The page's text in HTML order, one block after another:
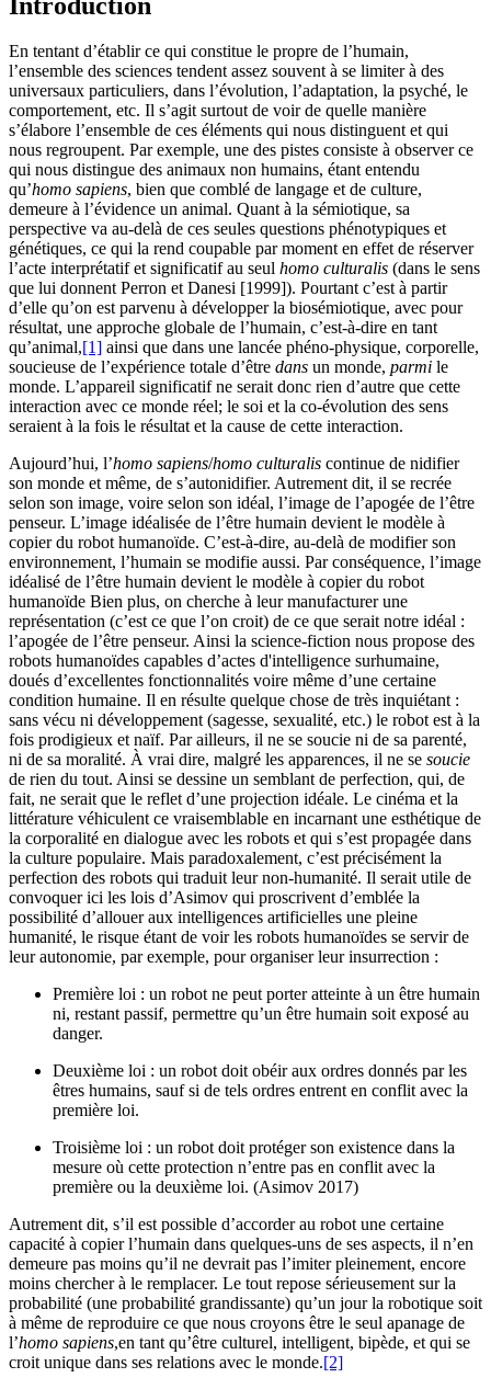
En tentant d’établir ce qui constitue le propre de l’humain,
l’ensemble des sciences tendent assez souvent à se limiter à des
universaux particuliers, dans l’évolution, l’adaptation, la psyché, le
comportement, etc. Il s’agit surtout de voir de quelle manière
s’élabore l’ensemble de ces éléments qui nous distinguent et qui
nous regroupent. Par exemple, une des pistes consiste à observer ce
qui nous distingue des animaux non humains, étant entendu
qu’homo sapiens, bien que comblé de langage et de culture,
demeure à l’évidence un animal. Quant à la sémiotique, sa
perspective va au-delà de ces seules questions phénotypiques et
génétiques, ce qui la rend coupable par moment en effet de réserver
l’acte interprétatif et significatif au seul homo culturalis (dans le sens
que lui donnent Perron et Danesi [1999]). Pourtant c’est à partir
d’elle qu’on est parvenu à développer la biosémiotique, avec pour
résultat, une approche globale de l’humain, c’est-à-dire en tant
qu’animal,[1] ainsi que dans une lancée phéno-physique, corporelle,
soucieuse de l’expérience totale d’être dans un monde, parmi le
monde. L’appareil significatif ne serait donc rien d’autre que cette
interaction avec ce monde réel; le soi et la co-évolution des sens
seraient à la fois le résultat et la cause de cette interaction.
Aujourd’hui, l’homo sapiens/homo culturalis continue de nidifier
son monde et même, de s’autonidifier. Autrement dit, il se recrée
selon son image, voire selon son idéal, l’image de l’apogée de l’être
penseur. L’image idéalisée de l’être humain devient le modèle à
copier du robot humanoïde. C’est-à-dire, au-delà de modifier son
environnement, l’humain se modifie aussi. Par conséquence, l’image
idéalisé de l’être humain devient le modèle à copier du robot
humanoïde Bien plus, on cherche à leur manufacturer une
représentation (c’est ce que l’on croit) de ce que serait notre idéal :
l’apogée de l’être penseur. Ainsi la science-fiction nous propose des
robots humanoïdes capables d’actes d'intelligence surhumaine,
doués d’excellentes fonctionnalités voire même d’une certaine
condition humaine. Il en résulte quelque chose de très inquiétant :
sans vécu ni développement (sagesse, sexualité, etc.) le robot est à la
fois prodigieux et naïf. Par ailleurs, il ne se soucie ni de sa parenté,
ni de sa moralité. À vrai dire, malgré les apparences, il ne se soucie
de rien du tout. Ainsi se dessine un semblant de perfection, qui, de
fait, ne serait que le reflet d’une projection idéale. Le cinéma et la
littérature véhiculent ce vraisemblable en incarnant une esthétique de
la corporalité en dialogue avec les robots et qui s’est propagée dans
la culture populaire. Mais paradoxalement, c’est précisément la
perfection des robots qui traduit leur non-humanité. Il serait utile de
convoquer ici les lois d’Asimov qui proscrivent d’emblée la
possibilité d’allouer aux intelligences artificielles une pleine
humanité, le risque étant de voir les robots humanoïdes se servir de
leur autonomie, par exemple, pour organiser leur insurrection :
Première loi : un robot ne peut porter atteinte à un être humain
ni, restant passif, permettre qu’un être humain soit exposé au
danger.
Deuxième loi : un robot doit obéir aux ordres donnés par les
êtres humains, sauf si de tels ordres entrent en conflit avec la
première loi.
Troisième loi : un robot doit protéger son existence dans la
mesure où cette protection n’entre pas en conflit avec la
première ou la deuxième loi. (Asimov 2017)
Autrement dit, s’il est possible d’accorder au robot une certaine
capacité à copier l’humain dans quelques-uns de ses aspects, il n’en
demeure pas moins qu’il ne devrait pas l’imiter pleinement, encore
moins chercher à le remplacer. Le tout repose sérieusement sur la
probabilité (une probabilité grandissante) qu’un jour la robotique soit
à même de reproduire ce que nous croyons être le seul apanage de
l’homo sapiens,en tant qu’être culturel, intelligent, bipède, et qui se
croit unique dans ses relations avec le monde.[2]